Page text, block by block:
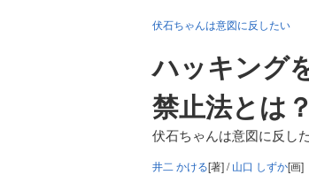
伏石ちゃんは意図に反したい
ハッキング
禁止法とは
伏石ちゃんは意図に反し
井二 かける[著] /山口 しずか[画]